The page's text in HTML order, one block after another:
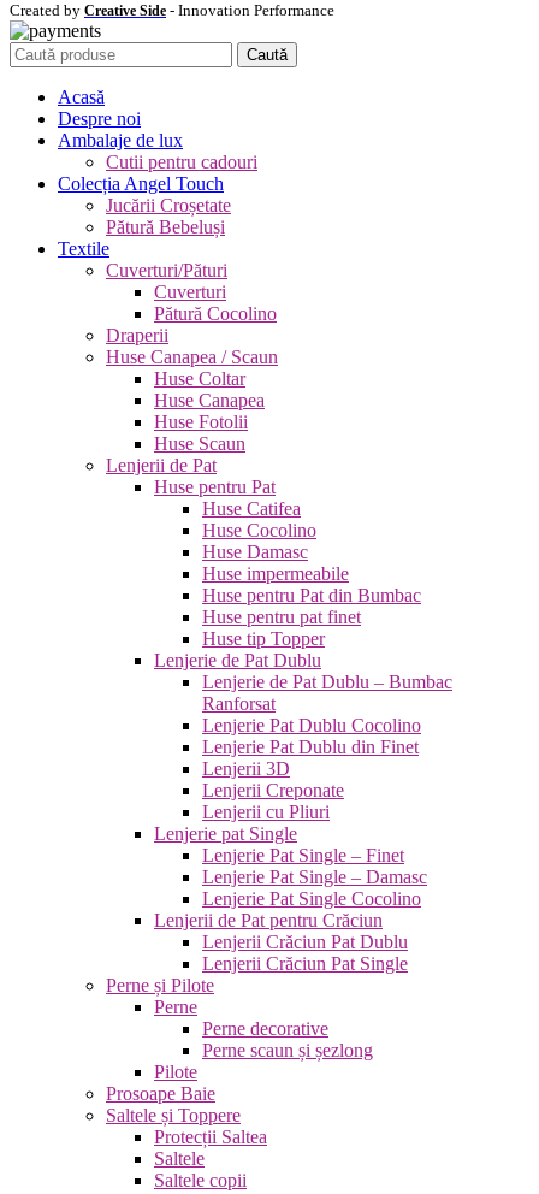
Created by Creative Side - Innovation Performance
Caută
Acasă
Despre noi
Ambalaje de lux
Cutii pentru cadouri
Colecția Angel Touch
Jucării Croșetate
Pătură Bebeluși
Textile
Cuverturi/Pături
Cuverturi
Pătură Cocolino
Draperii
Huse Canapea / Scaun
Huse Coltar
Huse Canapea
Huse Fotolii
Huse Scaun
Lenjerii de Pat
Huse pentru Pat
Huse Catifea
Huse Cocolino
Huse Damasc
Huse impermeabile
Huse pentru Pat din Bumbac
Huse pentru pat finet
Huse tip Topper
Lenjerie de Pat Dublu
Lenjerie de Pat Dublu – Bumbac
Ranforsat
Lenjerie Pat Dublu Cocolino
Lenjerie Pat Dublu din Finet
Lenjerii 3D
Lenjerii Creponate
Lenjerii cu Pliuri
Lenjerie pat Single
Lenjerie Pat Single – Finet
Lenjerie Pat Single – Damasc
Lenjerie Pat Single Cocolino
Lenjerii de Pat pentru Crăciun
Lenjerii Crăciun Pat Dublu
Lenjerii Crăciun Pat Single
Perne și Pilote
Perne
Perne decorative
Perne scaun și șezlong
Pilote
Prosoape Baie
Saltele și Toppere
Protecții Saltea
Saltele
Saltele copii